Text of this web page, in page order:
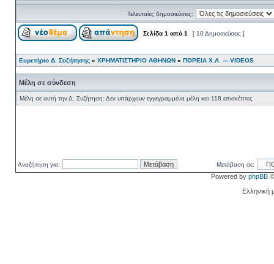
Τελευταίες δημοσιεύσεις:
Σελίδα 1 από 1 [ 10 Δημοσιεύσεις ]
Ευρετήριο Δ. Συζήτησης » ΧΡΗΜΑΤΙΣΤΗΡΙΟ ΑΘΗΝΩΝ » ΠΟΡΕΙΑ Χ.Α. --- VIDEOS
Μέλη σε σύνδεση
Μέλη σε αυτή την Δ. Συζήτηση: Δεν υπάρχουν εγγεγραμμένα μέλη και 118 επισκέπτες
Αναζήτηση για: Μετάβαση σε:
Powered by phpBB
Ελληνική